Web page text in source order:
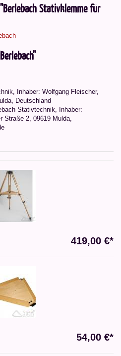
Stativklemme für
Inhaber: Wolfgang Fleischer,
Deutschland
Stativtechnik, Inhaber:
Straße 2, 09619 Mulda,
419,00 €*
54,00 €*